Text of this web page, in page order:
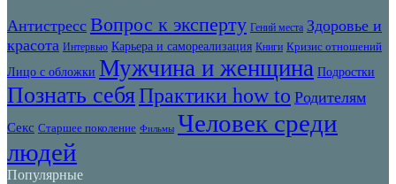
Антистресс Вопрос к эксперту Гений места Здоровье и
красота Интервью Карьера и самореализация Книги Кризис отношений
Лицо с обложки Мужчина и женщина Подростки
Познать себяПрактики how to Родителям
Секс Старшее поколение Фильмы Человек среди
людей
Популярные